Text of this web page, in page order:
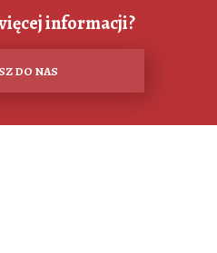
informacji?
DO NAS